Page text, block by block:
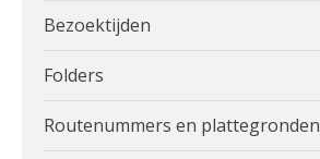
Bezoektijden
Folders
Routenummers en plattegronden